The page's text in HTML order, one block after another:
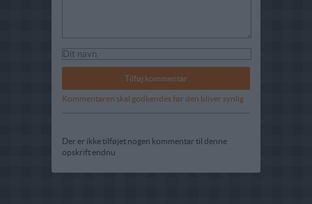
Kommentaren skal godkendes før den bliver synlig
Der er ikke tilføjet nogen kommentar til denne
opskrift endnu